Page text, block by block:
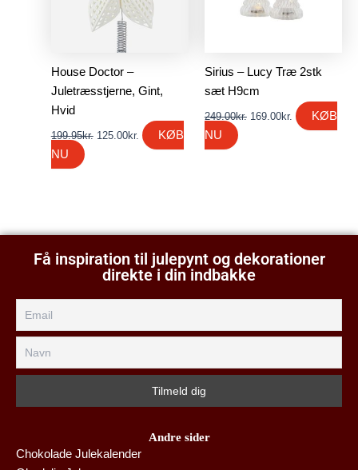
House Doctor –
Juletræsstjerne, Gint,
Hvid
199.95kr. 125.00kr.
KØB
NU
Sirius – Lucy Træ 2stk
sæt H9cm
249.00kr. 169.00kr.
KØB
NU
Få inspiration til julepynt og dekorationer
direkte i din indbakke
Andre sider
Chokolade Julekalender